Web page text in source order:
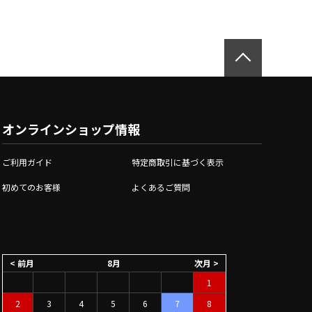
オンラインショップ情報
ご利用ガイド 特定商取引に基づく表示
初めてのお客様 よくあるご質問
8月
< 前月
次月 >
1
2
3 4 5 6 7 8